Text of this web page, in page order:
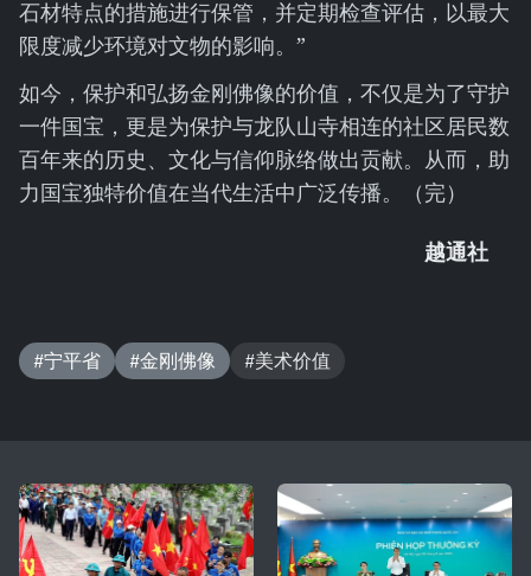
石材特点的措施进行保管，并定期检查评估，以最大
限度减少环境对文物的影响。”
如今，保护和弘扬金刚佛像的价值，不仅是为了守护
一件国宝，更是为保护与龙队山寺相连的社区居民数
百年来的历史、文化与信仰脉络做出贡献。从而，助
力国宝独特价值在当代生活中广泛传播。（完）
越通社
#宁平省 #金刚佛像 #美术价值